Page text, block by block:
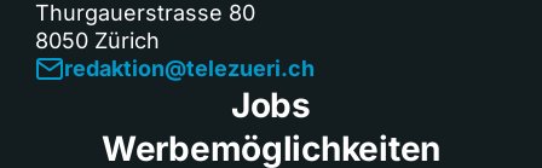
Thurgauerstrasse 80
8050 Zürich
redaktion@telezueri.ch
Jobs
Werbemöglichkeiten